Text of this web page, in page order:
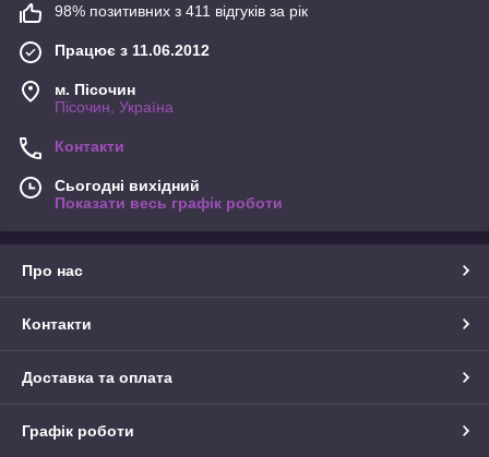
98% позитивних з 411 відгуків за рік
Працює з 11.06.2012
м. Пісочин
Пісочин, Україна
Контакти
Сьогодні вихідний
Показати весь графік роботи
Про нас
Контакти
Доставка та оплата
Графік роботи